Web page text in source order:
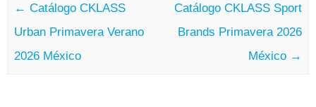
← Catálogo CKLASS
Urban Primavera Verano
2026 México
Catálogo CKLASS Sport
Brands Primavera 2026
México →